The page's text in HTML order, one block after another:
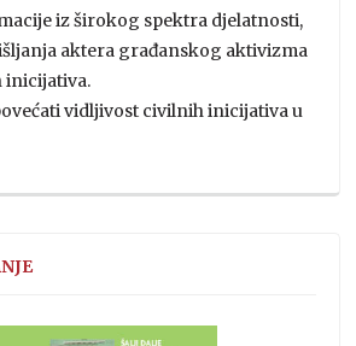
iz širokog spektra djelatnosti,
aktera građanskog aktivizma
inicijativa.
vidljivost civilnih inicijativa u